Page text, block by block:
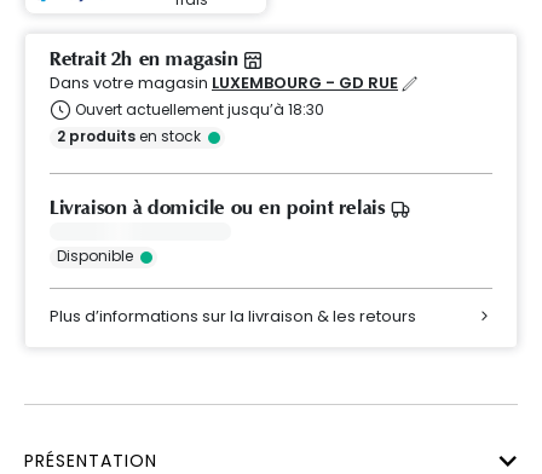
Retrait 2h en magasin
Dans votre magasin LUXEMBOURG - GD RUE
Ouvert actuellement jusqu’à 18:30
2 produitsen stock
Livraison à domicile ou en point relais
Disponible
Plus d’informations sur la livraison & les retours
PRÉSENTATION